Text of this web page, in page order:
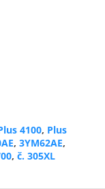
4100, Plus
, 3YM62AE,
, č. 305XL